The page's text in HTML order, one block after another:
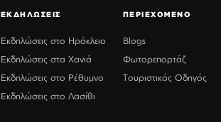
ΕΚΔΗΛΩΣΕΙΣ
Εκδηλώσεις στο Ηράκλειο
Εκδηλώσεις στα Χανιά
Εκδηλώσεις στο Ρέθυμνο
Εκδηλώσεις στο Λασίθι
ΠΕΡΙΕΧΟΜΕΝΟ
Blogs
Φωτορεπορτάζ
Τουριστικός Οδηγός